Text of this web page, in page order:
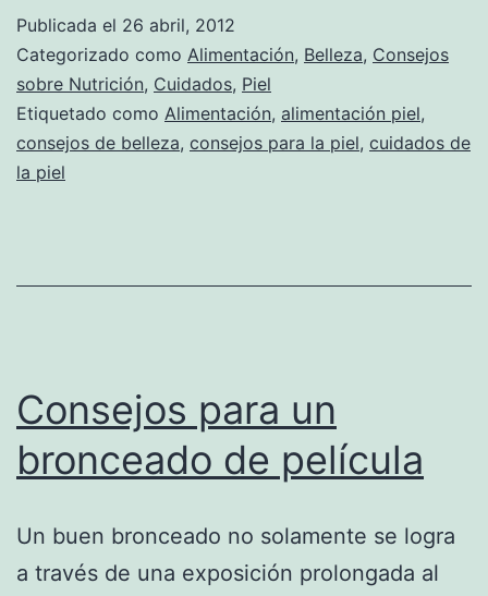
Publicada el 26 abril, 2012
Categorizado como Alimentación, Belleza, Consejos
sobre Nutrición, Cuidados, Piel
Etiquetado como Alimentación, alimentación piel,
consejos de belleza, consejos para la piel, cuidados de
la piel
Consejos para un
bronceado de película
Un buen bronceado no solamente se logra
a través de una exposición prolongada al